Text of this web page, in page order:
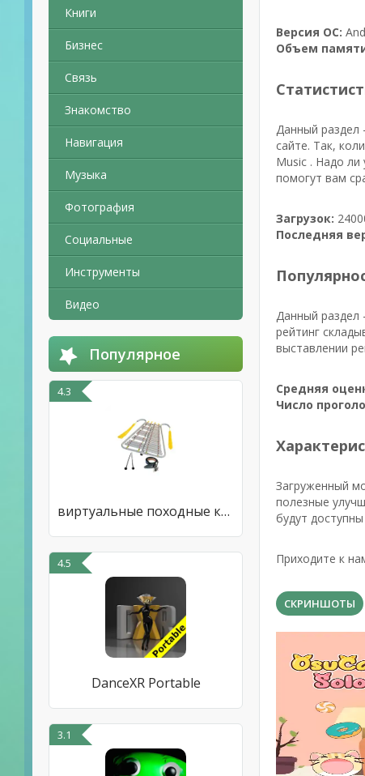
Книги
Бизнес
Связь
Знакомство
Навигация
Музыка
Фотография
Социальные
Инструменты
Видео
Популярное
4.3
виртуальные походные колокола
4.5
DanceXR Portable
3.1
Версия ОС:
Объем
Данный раздел
сайте. Так,
Music . Надо ли
помогут вам
Загрузок:
Последняя
Данный раздел
рейтинг
выставлении
Средняя
Число
Загруженный
полезные
будут
Приходите к
СКРИНШОТЫ